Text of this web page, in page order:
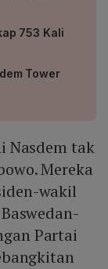
753 Kali
Tower
Nasdem tak
Mereka
wakil
Partai